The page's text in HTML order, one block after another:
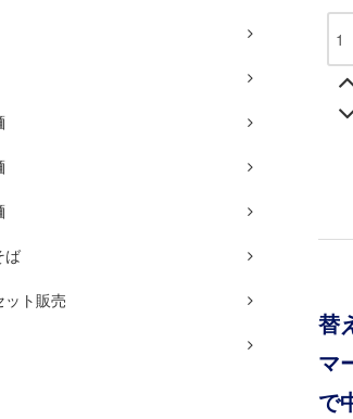
ば
ット販売
替
マ
で